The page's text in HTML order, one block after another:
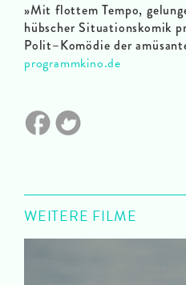
»Mit flottem Tempo,
hübscher Situationskomik
Polit–Komödie der
programmkino.de
WEITERE FILME